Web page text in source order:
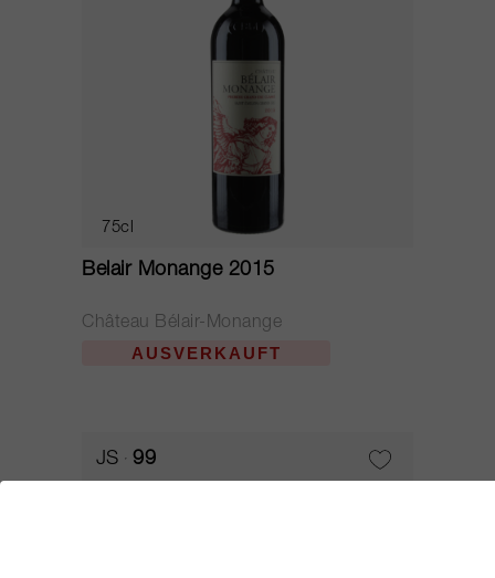
75cl
Belair Monange 2015
Château Bélair-Monange
AUSVERKAUFT
JS 99